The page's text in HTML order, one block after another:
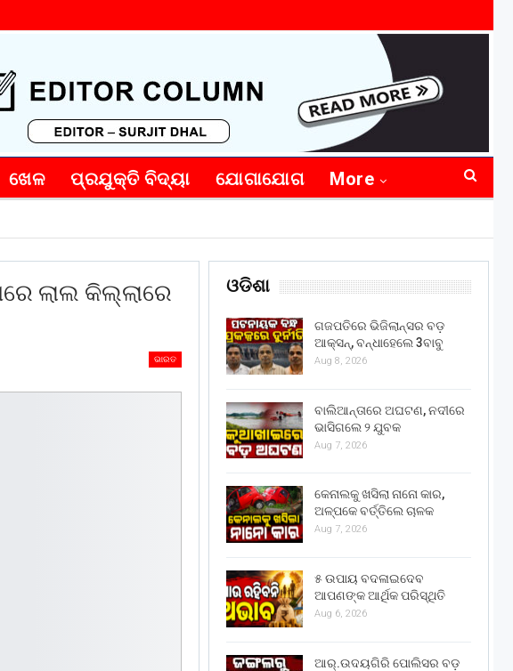
ଖେଳ ପ୍ରଯୁକ୍ତି ବିଦ୍ୟା ଯୋଗାଯୋଗ More
ଲାଲ କିଲ୍ଲାରେ
ଭାରତ
ଓଡିଶା
ଗଜପତିରେ ଭିଜିଲାନ୍ସର ବଡ଼
ଆକ୍ସନ୍, ବନ୍ଧାହେଲେ 3ବାବୁ
Aug 8, 2026
ବାଲିଆନ୍ତାରେ ଅଘଟଣ, ନଦୀରେ
ଭାସିଗଲେ ୨ ଯୁବକ
Aug 7, 2026
କେନାଲକୁ ଖସିଲା ନାନୋ କାର,
ଅଳ୍ପକେ ବର୍ତ୍ତିଲେ ଚାଳକ
Aug 7, 2026
୫ ଉପାୟ ବଦଳାଇଦେବ
ଆପଣଙ୍କ ଆର୍ଥିକ ପରିସ୍ଥିତି
Aug 6, 2026
ଆର୍.ଉଦୟଗିରି ପୋଲିସର ବଡ଼